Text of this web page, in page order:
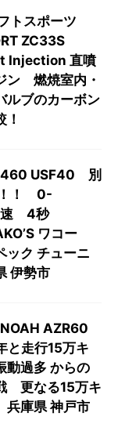
トスポーツ
ZC33S
Injection 直噴
ン 燃焼室内・
ルブのカーボン
USF40 別
！！ 0-
速 4秒
ワコー
ク チューニ
伊勢市
NOAH AZR60
と走行15万キ
過多 からの
更なる15万キ
庫県 神戸市